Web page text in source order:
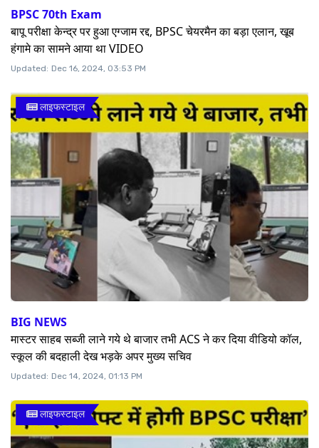
BPSC 70th Exam
बापू परीक्षा केन्द्र पर हुआ एग्जाम रद्द, BPSC चेयरमैन का बड़ा एलान, खूब
हंगामे का सामने आया था VIDEO
Updated: Dec 16, 2024, 03:53 PM
लाइफस्टाइल
BIG NEWS
मास्टर साहब सब्जी लाने गये थे बाजार तभी ACS ने कर दिया वीडियो कॉल,
स्कूल की बदहाली देख भड़के अपर मुख्य सचिव
Updated: Dec 14, 2024, 01:13 PM
लाइफस्टाइल